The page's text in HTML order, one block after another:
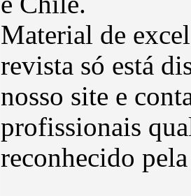
Material de
revista só está
nosso site e
profissionais
reconhecido